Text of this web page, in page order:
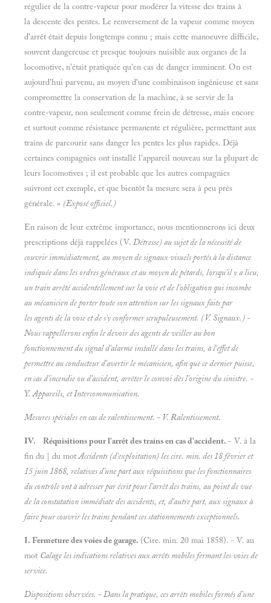
régulier de la contre-vapeur pour modérer la vitesse des trains à
la descente des pentes. Le renversement de la vapeur comme moyen
d'arrêt était depuis longtemps connu ; mais cette manoeuvre difficile,
souvent dangereuse et presque toujours nuisible aux organes de la
locomotive, n'était pratiquée qu'en cas de danger imminent. On est
aujourd'hui parvenu, au moyen d'une combinaison ingénieuse et sans
compromettre la conservation de la machine, à se servir de la
contre-vapeur, non seulement comme frein de détresse, mais encore
et surtout comme résistance permanente et régulière, permettant aux
trains de parcourir sans danger les pentes les plus rapides. Déjà
certaines compagnies ont installé l'appareil nouveau sur la plupart de
leurs locomotives ; il est probable que les autres compagnies
suivront cet exemple, et que bientôt la mesure sera à peu près
générale. » (Exposé officiel.)
En raison de leur extrême importance, nous mentionnerons ici deux
prescriptions déjà rappelées (V. Détresse) au sujet de la nécessité de
couvrir immédiatement, au moyen de signaux visuels portés à la distance
indiquée dans les ordres généraux et au moyen de pétards, lorsqu'il y a lieu,
un train arrêté accidentellement sur la voie et de l'obligation qui incombe
au mécanicien de porter toute son attention sur les signaux faits par
les agents de la voie et de s'y conformer scrupuleusement. (V. Signaux.) -
Nous rappellerons enfin le devoir des agents de veiller au bon
fonctionnement du signal d'alarme installé dans les trains, à l'effet de
permettre au conducteur d'avertir le mécanicien, afin que ce dernier puisse,
en cas d'incendie ou d'accident, arrêter le convoi dès l'origine du sinistre. -
Y.Appareils, etIntercommunication.
Mesures spéciales en cas de ralentissement. - V.Ralentissement.
IV. Réquisitions pour l'arrêt des trains en cas d'accident. - V. à la
fin du | du motAccidents (d'exploitation) les cire. min. des 18 février et
15 juin 1868, relatives d'une part aux réquisitions que les fonctionnaires
du contrôle ont à adresser par écrit pour l'arrêt des trains, au point de vue
de la constatation immédiate des accidents, et, d'autre part, aux signaux à
faire pour couvrir les trains pendant ces stationnements exceptionnels.
I. Fermeture des voies de garage. (Cire. min. 20 mai 1858). - V. au
mot Calage les indications relatives auxarrêts mobiles fermant les voies de
service.
Dispositions observées. - Dans la pratique, ces arrêts mobiles formés d'une